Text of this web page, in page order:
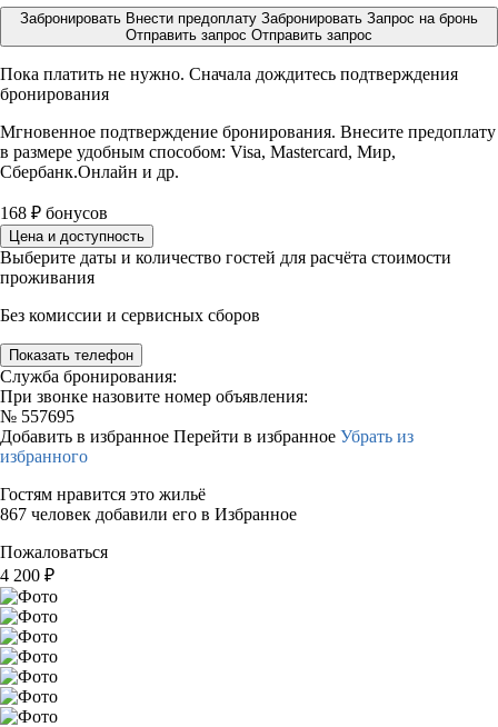
Забронировать Внести предоплату Забронировать Запрос на бронь
Отправить запрос Отправить запрос
Пока платить не нужно. Сначала дождитесь подтверждения
бронирования
Мгновенное подтверждение бронирования. Внесите предоплату
в размере удобным способом: Visa, Mastercard, Мир,
Сбербанк.Онлайн и др.
168 ₽ бонусов
Цена и доступность
Выберите даты и количество гостей для расчёта стоимости
проживания
Без комиссии и сервисных сборов
Показать телефон
Служба бронирования:
При звонке назовите номер объявления:
№ 557695
Добавить в избранное Перейти в избранное Убрать из
избранного
Гостям нравится это жильё
867 человек добавили его в Избранное
Пожаловаться
4 200 ₽